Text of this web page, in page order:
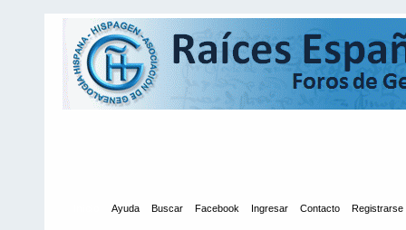
Ayuda Buscar Facebook Ingresar Contacto Registrarse